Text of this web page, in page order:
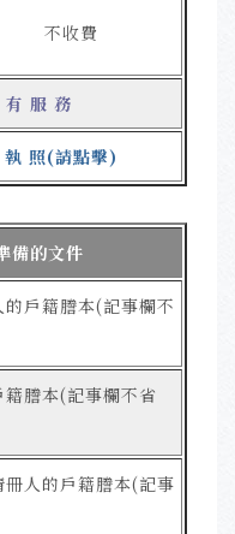
不收費
服 務
照(請點擊)
備的文件
戶籍謄本(記事欄不
謄本(記事欄不省
人的戶籍謄本(記事